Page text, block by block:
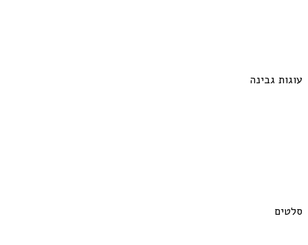
עוגות גבינה
סלטים